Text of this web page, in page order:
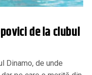
de la clubul
Dinamo, de unde